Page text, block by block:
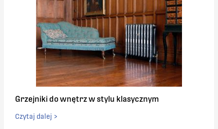
Grzejniki do wnętrz w stylu klasycznym
Czytaj dalej >